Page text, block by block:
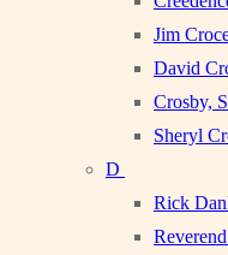
Jim
David
Crosby,
Sheryl
D
Rick